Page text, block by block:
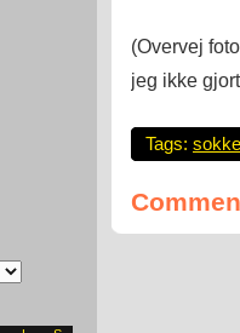
(Overvej
jeg ikke
Tags: